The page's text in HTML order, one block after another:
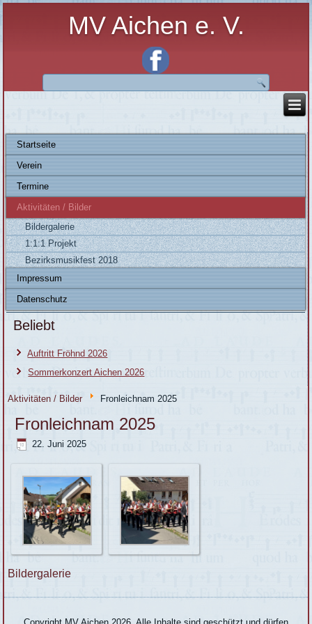
MV Aichen e. V.
Startseite
Verein
Termine
Aktivitäten / Bilder
Bildergalerie
1:1:1 Projekt
Bezirksmusikfest 2018
Impressum
Datenschutz
Beliebt
Auftritt Fröhnd 2026
Sommerkonzert Aichen 2026
Aktivitäten / Bilder Fronleichnam 2025
Fronleichnam 2025
22. Juni 2025
Bildergalerie